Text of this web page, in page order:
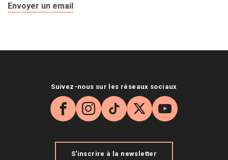
Envoyer un email
Suivez-nous sur les réseaux sociaux
Facebook
Instagram
TikTok
X YouTube
S'inscrire à la newsletter